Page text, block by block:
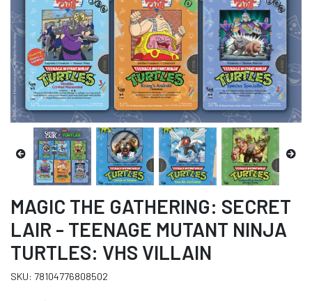
MAGIC THE GATHERING: SECRET
LAIR - TEENAGE MUTANT NINJA
TURTLES: VHS VILLAIN
SKU: 78104776808502